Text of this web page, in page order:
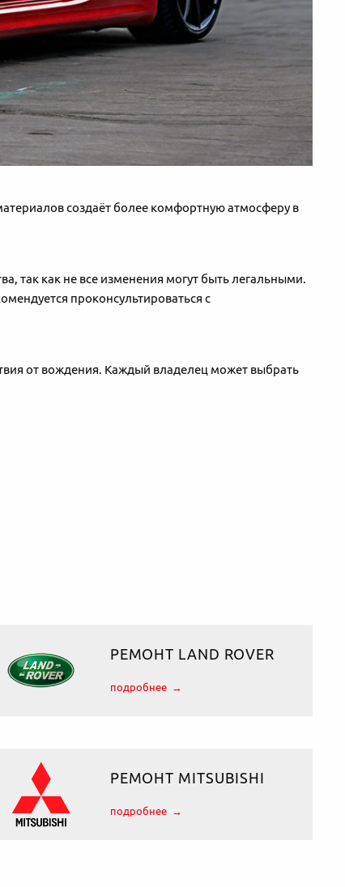
создаёт более комфортную атмосферу в
так как не все изменения могут быть легальными.
проконсультироваться с
от вождения. Каждый владелец может выбрать
РЕМОНТ LAND ROVER
подробнее
РЕМОНТ MITSUBISHI
подробнее